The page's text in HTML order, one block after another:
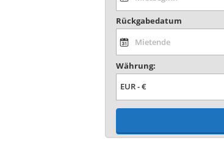
Rückgabedatum
Währung: